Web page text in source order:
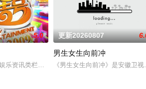
《密室大逃脱》的官方定制衍生节目。节目邀请
5.0
乐资讯类栏目中一枝独秀，领跑全国，是辽宁
更新20260807
男生女生向前冲
《男生女生向前冲》是安徽卫